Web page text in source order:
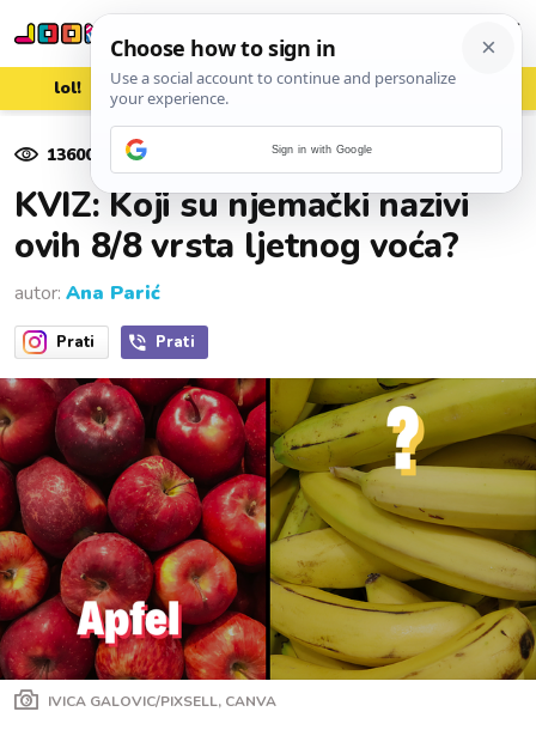
lol! aww vrh! woot?!
13600 pregleda
KVIZ: Koji su njemački nazivi
ovih 8/8 vrsta ljetnog voća?
autor: Ana Parić
Prati Prati
IVICA GALOVIC/PIXSELL, CANVA
Sign in with Google